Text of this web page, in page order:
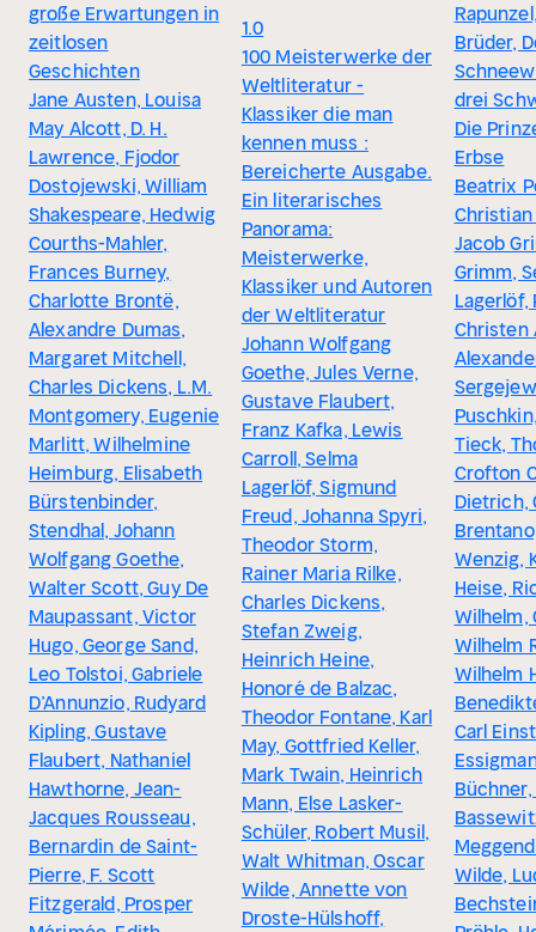
große Erwartungen in
zeitlosen
Geschichten
Jane Austen, Louisa
May Alcott, D. H.
Lawrence, Fjodor
Dostojewski, William
Shakespeare, Hedwig
Courths-Mahler,
Frances Burney,
Charlotte Brontë,
Alexandre Dumas,
Margaret Mitchell,
Charles Dickens, L.M.
Montgomery, Eugenie
Marlitt, Wilhelmine
Heimburg, Elisabeth
Bürstenbinder,
Stendhal, Johann
Wolfgang Goethe,
Walter Scott, Guy De
Maupassant, Victor
Hugo, George Sand,
Leo Tolstoi, Gabriele
D’Annunzio, Rudyard
Kipling, Gustave
Flaubert, Nathaniel
Hawthorne, Jean-
Jacques Rousseau,
Bernardin de Saint-
Pierre, F. Scott
Fitzgerald, Prosper
1.0
100 Meisterwerke der
Weltliteratur -
Klassiker die man
kennen muss :
Bereicherte Ausgabe.
Ein literarisches
Panorama:
Meisterwerke,
Klassiker und Autoren
der Weltliteratur
Johann Wolfgang
Goethe, Jules Verne,
Gustave Flaubert,
Franz Kafka, Lewis
Carroll, Selma
Lagerlöf, Sigmund
Freud, Johanna Spyri,
Theodor Storm,
Rainer Maria Rilke,
Charles Dickens,
Stefan Zweig,
Heinrich Heine,
Honoré de Balzac,
Theodor Fontane, Karl
May, Gottfried Keller,
Mark Twain, Heinrich
Mann, Else Lasker-
Schüler, Robert Musil,
Walt Whitman, Oscar
Wilde, Annette von
Droste-Hülshoff,
Brüder,
drei
Die
Erbse
Beatrix
Jacob
Grimm,
Lagerlöf,
Christen
Tieck,
Crofton
Dietrich,
Wenzig,
Heise,
Wilhelm,
Wilhelm
Wilhelm
Carl
Wilde,